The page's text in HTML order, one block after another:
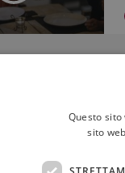
Questo
sito